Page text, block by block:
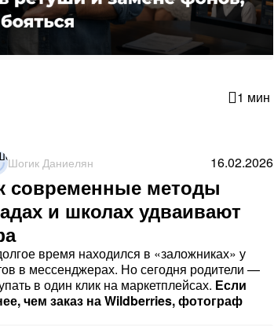
1 мин
Шогик Даниелян 16.02.2026
современные методы
и школах удваивают
время находился в «заложниках» у
в мессенджерах. Но сегодня родители —
в один клик на маркетплейсах. Если
чем заказ на Wildberries, фотограф